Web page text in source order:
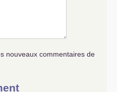
nouveaux commentaires de